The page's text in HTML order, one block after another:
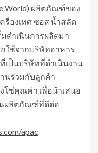
World) ผลิตภัณฑ์ของ
รื่องเทศ ซอส น้ำสลัด
ดำเนินการผลิตมา
กใช้จากบริษัทอาหาร
เป็นบริษัทที่ดำเนินงาน
นร่วมกับลูกค้า
โซ่คุณค่า เพื่อนำเสนอ
ผลิตภัณฑ์ที่ดีต่อ
apac